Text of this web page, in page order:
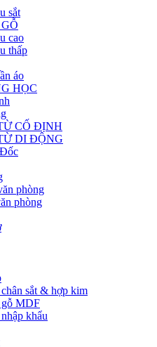
sắt
cao
thấp
áo
HỌC
CỐ ĐỊNH
DI ĐỘNG
phòng
phòng
sắt & hợp kim
gỗ MDF
khẩu